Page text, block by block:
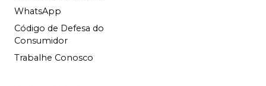
WhatsApp
Código de Defesa do
Consumidor
Trabalhe Conosco